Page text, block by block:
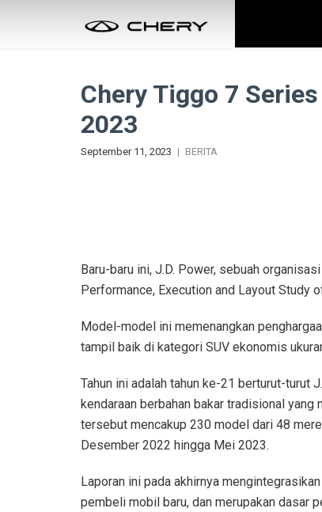
Chery Tiggo 7
2023
September 11, 2023 BERITA
Baru-baru ini, J.D. Power, sebuah
Performance, Execution and Layout Study
Model-model ini memenangkan
tampil baik di kategori SUV ekonomis
Tahun ini adalah tahun ke-21 berturut-turut
kendaraan berbahan bakar tradisional
tersebut mencakup 230 model dari 48
Desember 2022 hingga Mei 2023.
Laporan ini pada akhirnya
pembeli mobil baru, dan merupakan dasar